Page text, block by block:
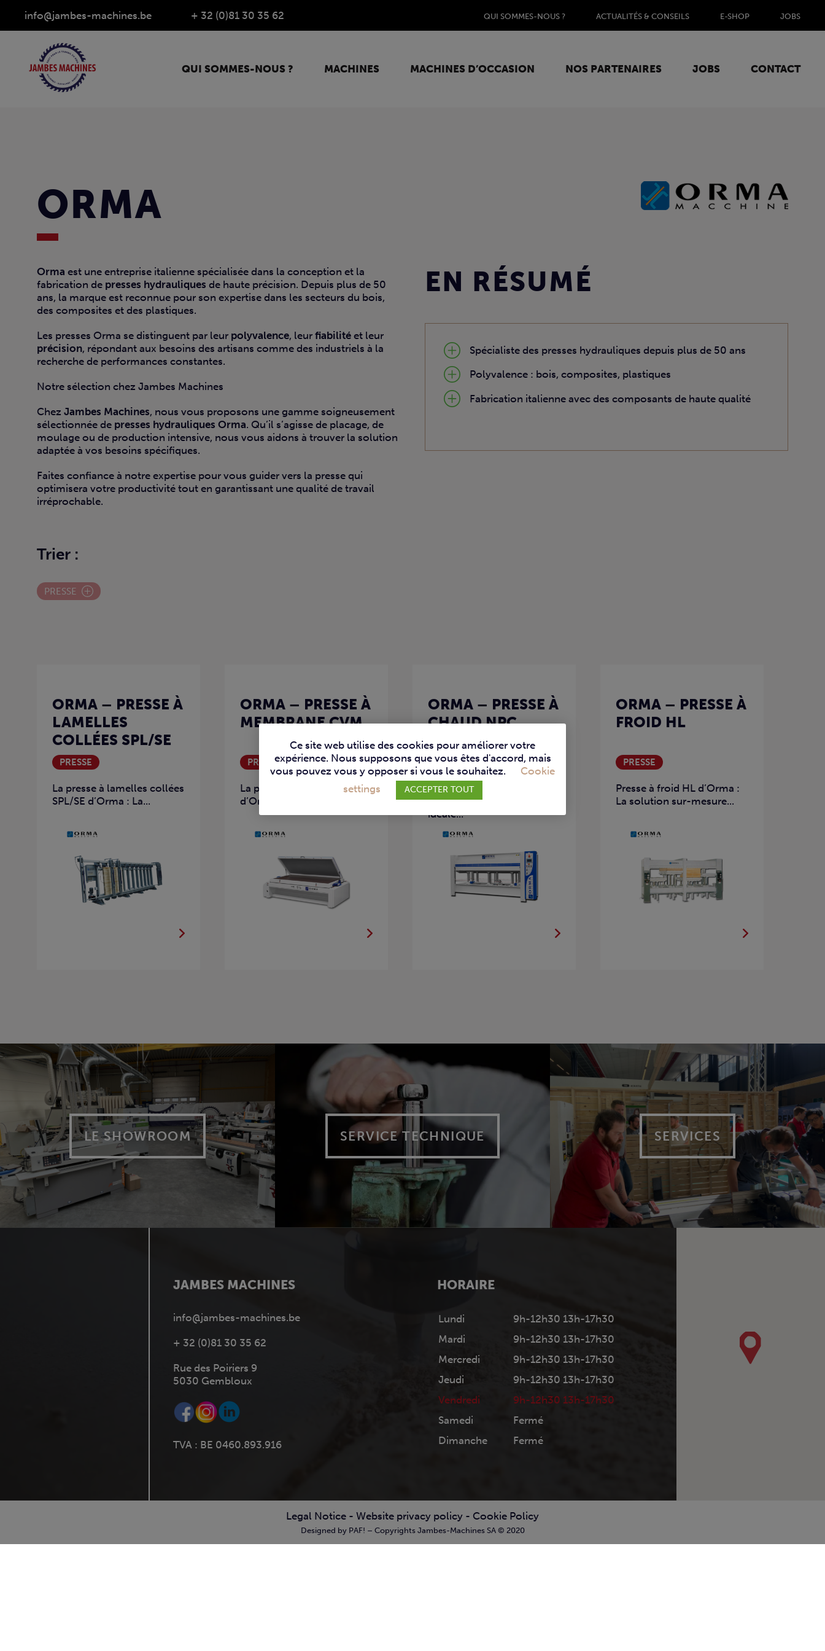
info@jambes-machines.be + 32 (0)81 30 35 62 QUI SOMMES-NOUS ? ACTUALITÉS & CONSEILS E-SHOP JOBS
QUI SOMMES-NOUS ? MACHINES MACHINES D’OCCASION NOS PARTENAIRES JOBS CONTACT
ORMA
Orma est une entreprise italienne spécialisée dans la conception et la
fabrication de presses hydrauliques de haute précision. Depuis plus de 50
ans, la marque est reconnue pour son expertise dans les secteurs du bois,
des composites et des plastiques.
Les presses Orma se distinguent par leur polyvalence, leurfiabilitéet leur
précision, répondant aux besoins des artisans comme des industriels à la
recherche de performances constantes.
Notre sélection chez Jambes Machines
Chez Jambes Machines, nous vous proposons une gamme soigneusement
sélectionnée de presses hydrauliques Orma. Qu’il s’agisse de placage, de
moulage ou de production intensive, nous vous aidons à trouver la solution
adaptée à vos besoins spécifiques.
Faites confiance à notre expertise pour vous guider vers la presse qui
optimisera votre productivité tout en garantissant une qualité de travail
irréprochable.
EN RÉSUMÉ
Spécialiste des presses hydrauliques depuis plus de 50 ans
Polyvalence : bois, composites, plastiques
Fabrication italienne avec des composants de haute qualité
Trier :
PRESSE
ORMA – PRESSE À
LAMELLES
COLLÉES SPL/SE
PRESSE
La presse à lamelles collées
SPL/SE d’Orma : La...
ORMA – PRESSE À
MEMBRANE CVM
PRESSE
La presse à membrane CVM
d’Orma : l’alliage parfait...
ORMA – PRESSE À
CHAUD NPC
PRESSE
Presse à chaud NPC
d’Orma : La solution
idéale...
ORMA – PRESSE À
FROID HL
PRESSE
Presse à froid HL d’Orma :
La solution sur-mesure...
LE SHOWROOM SERVICE TECHNIQUE SERVICES
JAMBES MACHINES
info@jambes-machines.be
+ 32 (0)81 30 35 62
Rue des Poiriers 9
5030 Gembloux
TVA : BE 0460.893.916
HORAIRE
Lundi
9h-12h30 13h-17h30
Mardi
9h-12h30 13h-17h30
Mercredi
9h-12h30 13h-17h30
Jeudi
9h-12h30 13h-17h30
Vendredi
9h-12h30 13h-17h30
Samedi
Fermé
Dimanche
Fermé
Legal Notice - Website privacy policy - Cookie Policy
Designed by PAF! – Copyrights Jambes-Machines SA © 2020
Ce site web utilise des cookies pour améliorer votre
expérience. Nous supposons que vous êtes d'accord, mais
vous pouvez vous y opposer si vous le souhaitez.
Cookie
settings
ACCEPTER TOUT